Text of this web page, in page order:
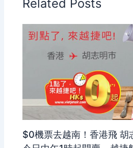
Related Posts
$0機票去越南！香港飛 胡